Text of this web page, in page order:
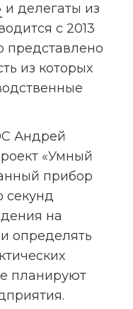
и делегаты из
с 2013
представлено
из которых
Андрей
«Умный
прибор
секунд
на
определять
планируют